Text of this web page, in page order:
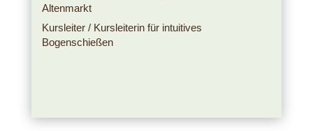
Altenmarkt
Kursleiter / Kursleiterin für intuitives
Bogenschießen